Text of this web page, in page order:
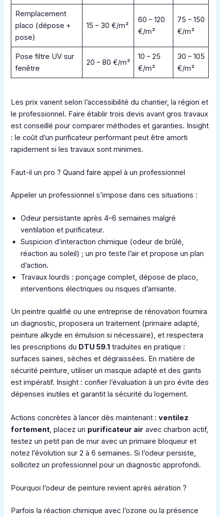
Remplacement
placo (dépose +
pose)
15 – 30 €/m²
60 – 120
€/m²
75 – 150
€/m²
Pose filtre UV sur
fenêtre
20 – 80 €/m²
10 – 25
€/m²
30 – 105
€/m²
Les prix varient selon l’accessibilité du chantier, la région et
le professionnel. Faire établir trois devis avant gros travaux
est conseillé pour comparer méthodes et garanties. Insight
: le coût d’un purificateur performant peut être amorti
rapidement si les travaux sont minimes.
Faut-il un pro ? Quand faire appel à un professionnel
Appeler un professionnel s’impose dans ces situations :
Odeur persistante après 4–6 semaines malgré
ventilation et purificateur.
Suspicion d’interaction chimique (odeur de brûlé,
réaction au soleil) ; un pro teste l’air et propose un plan
d’action.
Travaux lourds : ponçage complet, dépose de placo,
interventions électriques ou risques d’amiante.
Un peintre qualifié ou une entreprise de rénovation fournira
un diagnostic, proposera un traitement (primaire adapté,
peinture alkyde en émulsion si nécessaire), et respectera
les prescriptions du DTU 59.1 traduites en pratique :
surfaces saines, sèches et dégraissées. En matière de
sécurité peinture, utiliser un masque adapté et des gants
est impératif. Insight : confier l’évaluation à un pro évite des
dépenses inutiles et garantit la sécurité du logement.
Actions concrètes à lancer dès maintenant :ventilez
fortement, placez un purificateur air avec charbon actif,
testez un petit pan de mur avec un primaire bloqueur et
notez l’évolution sur 2 à 6 semaines. Si l’odeur persiste,
sollicitez un professionnel pour un diagnostic approfondi.
Pourquoi l’odeur de peinture revient après aération ?
Parfois la réaction chimique avec l’ozone ou la présence